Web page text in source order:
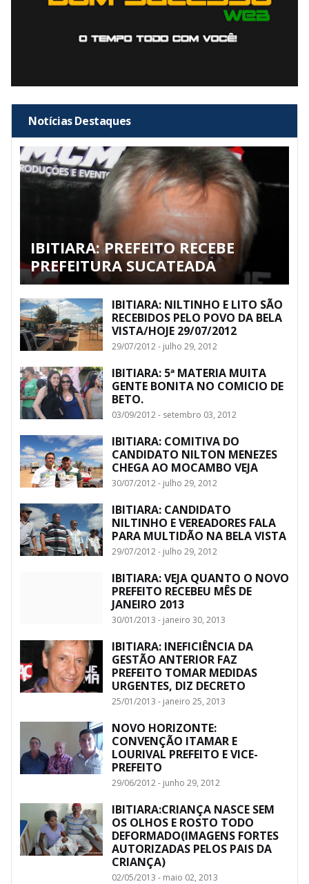
Notícias Destaques
IBITIARA: PREFEITO RECEBE
PREFEITURA SUCATEADA
IBITIARA: NILTINHO E LITO SÃO
RECEBIDOS PELO POVO DA BELA
VISTA/HOJE 29/07/2012
29/07/2012 - julho 29, 2012
IBITIARA: 5ª MATERIA MUITA
GENTE BONITA NO COMICIO DE
BETO.
03/09/2012 - setembro 03, 2012
IBITIARA: COMITIVA DO
CANDIDATO NILTON MENEZES
CHEGA AO MOCAMBO VEJA
30/07/2012 - julho 29, 2012
IBITIARA: CANDIDATO
NILTINHO E VEREADORES FALA
PARA MULTIDÃO NA BELA VISTA
29/07/2012 - julho 29, 2012
IBITIARA: VEJA QUANTO O NOVO
PREFEITO RECEBEU MÊS DE
JANEIRO 2013
30/01/2013 - janeiro 30, 2013
IBITIARA: INEFICIÊNCIA DA
GESTÃO ANTERIOR FAZ
PREFEITO TOMAR MEDIDAS
URGENTES, DIZ DECRETO
25/01/2013 - janeiro 25, 2013
NOVO HORIZONTE:
CONVENÇÃO ITAMAR E
LOURIVAL PREFEITO E VICE-
PREFEITO
29/06/2012 - junho 29, 2012
IBITIARA:CRIANÇA NASCE SEM
OS OLHOS E ROSTO TODO
DEFORMADO(IMAGENS FORTES
AUTORIZADAS PELOS PAIS DA
CRIANÇA)
02/05/2013 - maio 02, 2013